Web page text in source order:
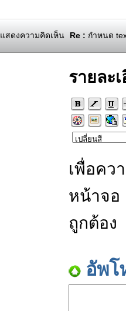
แสดงความคิดเห็น Re : กำหนด
รายละ
เพื่อคว
หน้าจอ
ถูกต้อง
อัพโ